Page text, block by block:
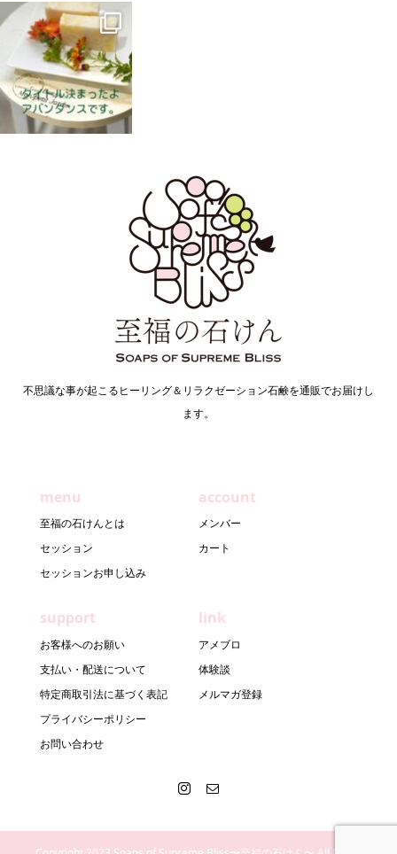
不思議な事が起こるヒーリング＆リラクゼーション石鹸を通販でお届けし
ます。
menu
至福の石けんとは
セッション
セッションお申し込み
account
メンバー
カート
support
お客様へのお願い
支払い・配送について
特定商取引法に基づく表記
プライバシーポリシー
お問い合わせ
link
アメブロ
体験談
メルマガ登録